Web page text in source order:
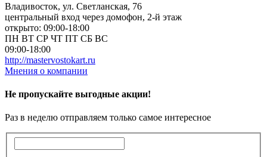
Владивосток, ул. Светланская, 76
центральный вход через домофон, 2-й этаж
открыто: 09:00-18:00
ПН ВТ СР ЧТ ПТ СБ ВС
09:00-18:00
http://mastervostokart.ru
Мнения о компании
Не пропускайте выгодные акции!
Раз в неделю отправляем только самое интересное